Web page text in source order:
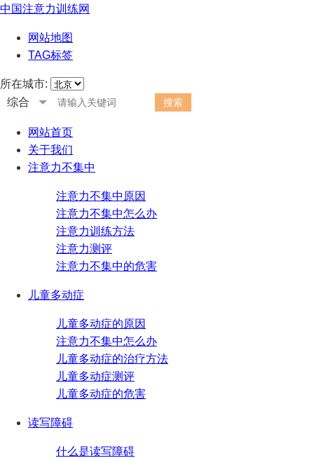
中国注意力训练网
网站地图
TAG标签
所在城市:
综合
网站首页
关于我们
注意力不集中
注意力不集中原因
注意力不集中怎么办
注意力训练方法
注意力测评
注意力不集中的危害
儿童多动症
儿童多动症的原因
注意力不集中怎么办
儿童多动症的治疗方法
儿童多动症测评
儿童多动症的危害
读写障碍
什么是读写障碍